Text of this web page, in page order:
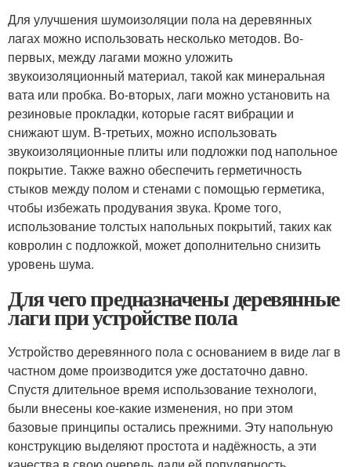
Для улучшения шумоизоляции пола на деревянных
лагах можно использовать несколько методов. Во-
первых, между лагами можно уложить
звукоизоляционный материал, такой как минеральная
вата или пробка. Во-вторых, лаги можно установить на
резиновые прокладки, которые гасят вибрации и
снижают шум. В-третьих, можно использовать
звукоизоляционные плиты или подложки под напольное
покрытие. Также важно обеспечить герметичность
стыков между полом и стенами с помощью герметика,
чтобы избежать продувания звука. Кроме того,
использование толстых напольных покрытий, таких как
ковролин с подложкой, может дополнительно снизить
уровень шума.
Для чего предназначены деревянные
лаги при устройстве пола
Устройство деревянного пола с основанием в виде лаг в
частном доме производится уже достаточно давно.
Спустя длительное время использование технологи,
были внесены кое-какие изменения, но при этом
базовые принципы остались прежними. Эту напольную
конструкцию выделяют простота и надёжность, а эти